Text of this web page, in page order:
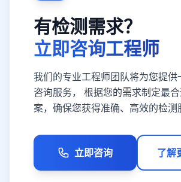
有检测需求？
立即咨询工程师
我们的专业工程师团队将为您提供
咨询服务， 根据您的需求制定最
案，确保您获得准确、高效的检测
立即咨询 了解